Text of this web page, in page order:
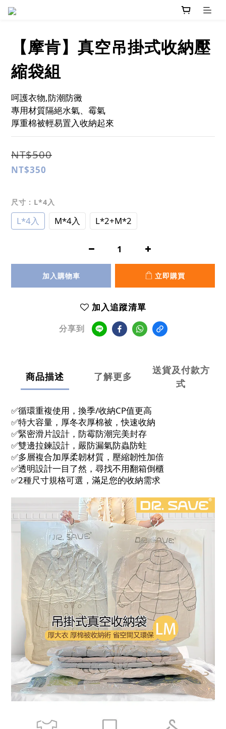
【摩肯】真空吊掛式收納壓
縮袋組
呵護衣物,防潮防黴
專用材質隔絕水氣、霉氣
厚重棉被輕易置入收納起來
NT$500
NT$350
尺寸 : L*4入
L*4入 M*4入 L*2+M*2
加入購物車 立即購買
加入追蹤清單
分享到
商品描述 了解更多
送貨及付款方
式
✅️循環重複使用，換季/收納CP值更高
✅️特大容量，厚冬衣厚棉被，快速收納
✅️緊密滑片設計，防霉防潮完美封存
✅️雙邊拉鍊設計，嚴防漏氣防蟲防蛀
✅️多層複合加厚柔韌材質，壓縮韌性加倍
✅️透明設計一目了然，尋找不用翻箱倒櫃
✅️2種尺寸規格可選，滿足您的收納需求